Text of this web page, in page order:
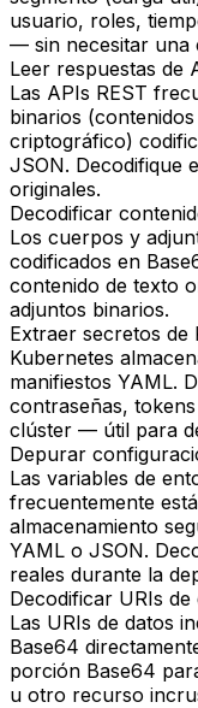
usuario, roles,
— sin necesitar una
Leer respuestas de
Las APIs REST
binarios
criptográfico)
JSON. Decodifique
originales.
Decodificar
Los cuerpos y
codificados en
contenido de texto
adjuntos binarios.
Extraer secretos de
Kubernetes
manifiestos YAML.
contraseñas,
clúster — útil para
Depurar
Las variables de
frecuentemente
almacenamiento
YAML o JSON.
reales durante la
Decodificar URIs de
Las URIs de datos
Base64
porción Base64
u otro recurso